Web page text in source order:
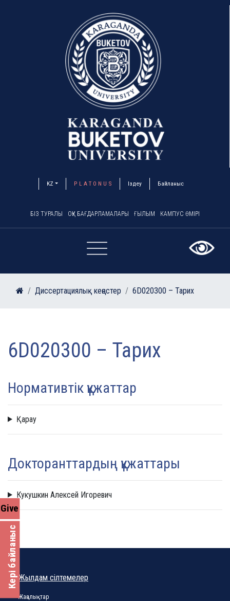
KZ P L A T O N U S Іздеу Байланыс
Кері байланыс
Give
БІЗ ТУРАЛЫ ОҚУ БАҒДАРЛАМАЛАРЫ ҒЫЛЫМ КАМПУС ӨМІРІ
Диссертациялық кеңестер 6D020300 – Тарих
6D020300 – Тарих
Нормативтік құжаттар
Қарау
Докторанттардың құжаттары
Кукушкин Алексей Игоревич
Жылдам сілтемелер
Жаңалықтар